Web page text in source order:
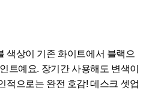
색상이 기존 화이트에서 블랙으
트예요. 장기간 사용해도 변색이
적으로는 완전 호감! 데스크 셋업